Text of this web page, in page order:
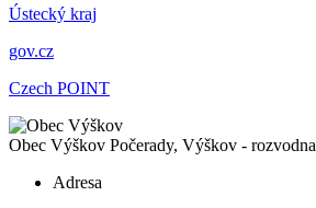
Ústecký kraj
gov.cz
Czech POINT
Obec Výškov Počerady, Výškov - rozvodna
Adresa